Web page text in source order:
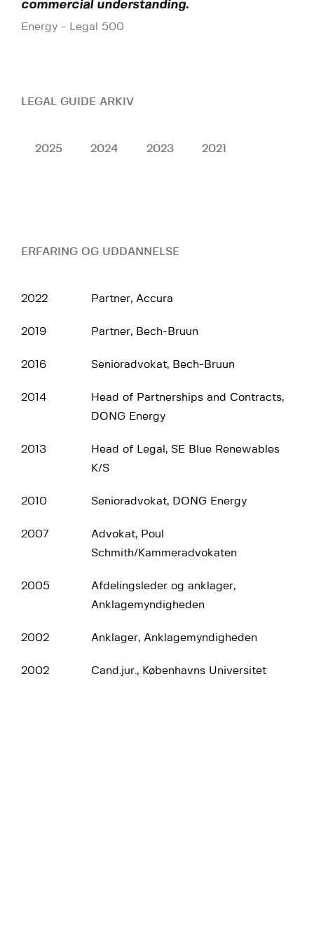
commercial understanding.
Energy - Legal 500
LEGAL GUIDE ARKIV
2025 2024 2023 2021
ERFARING OG UDDANNELSE
2022 Partner, Accura
2019 Partner, Bech-Bruun
2016 Senioradvokat, Bech-Bruun
2014
Head of Partnerships and Contracts,
DONG Energy
2013
Head of Legal, SE Blue Renewables
K/S
2010 Senioradvokat, DONG Energy
2007
Advokat, Poul
Schmith/Kammeradvokaten
2005
Afdelingsleder og anklager,
Anklagemyndigheden
2002 Anklager, Anklagemyndigheden
2002 Cand.jur., Københavns Universitet